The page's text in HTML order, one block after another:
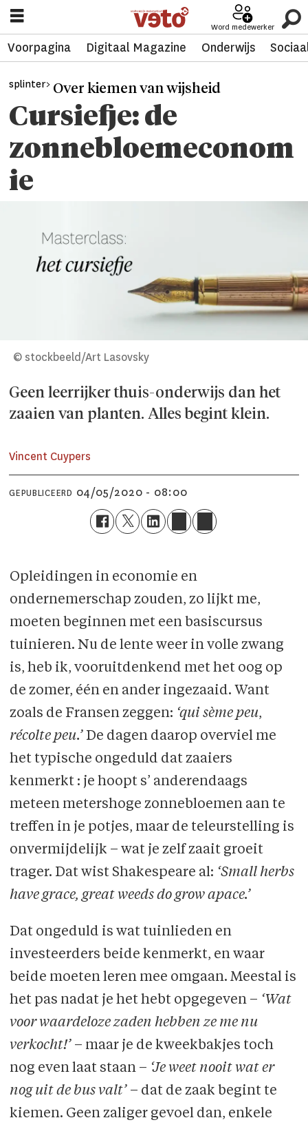
Word medewerker
Voorpagina Digitaal Magazine Onderwijs
splinter> Over kiemen van wijsheid
Cursiefje: de
zonnebloemeconom
ie
© stockbeeld/Art Lasovsky
Geen leerrijker thuis-onderwijs dan het
zaaien van planten. Alles begint klein.
Vincent Cuypers
GEPUBLICEERD 04/05/2020 - 08:00
Opleidingen in economie en
ondernemerschap zouden, zo lijkt me,
moeten beginnen met een basiscursus
tuinieren. Nu de lente weer in volle zwang
is, heb ik, vooruitdenkend met het oog op
de zomer, één en ander ingezaaid. Want
zoals de Fransen zeggen: ‘qui sème peu,
récolte peu.’ De dagen daarop overviel me
het typische ongeduld dat zaaiers
kenmerkt : je hoopt s’ anderendaags
meteen metershoge zonnebloemen aan te
treffen in je potjes, maar de teleurstelling is
onvermijdelijk – wat je zelf zaait groeit
trager. Dat wist Shakespeare al: ‘Small herbs
have grace, great weeds do grow apace.’
Dat ongeduld is wat tuinlieden en
investeerders beide kenmerkt, en waar
beide moeten leren mee omgaan. Meestal is
het pas nadat je het hebt opgegeven – ‘Wat
voor waardeloze zaden hebben ze me nu
verkocht!’ – maar je de kweekbakjes toch
nog even laat staan – ‘Je weet nooit wat er
nog uit de bus valt’ – dat de zaak begint te
kiemen. Geen zaliger gevoel dan, enkele